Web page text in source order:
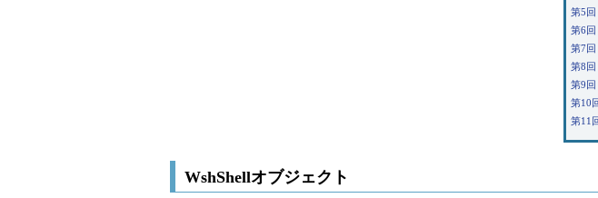
第5回
第6回
第7回
第8回
第9回
第10
第11
WshShellオブジェクト